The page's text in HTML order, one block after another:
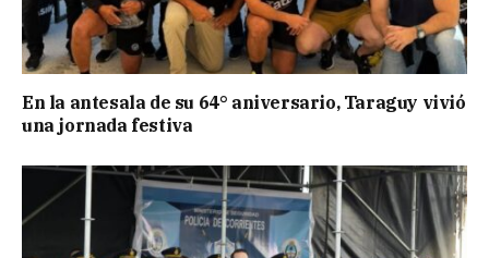
En la antesala de su 64° aniversario, Taraguy vivió
una jornada festiva